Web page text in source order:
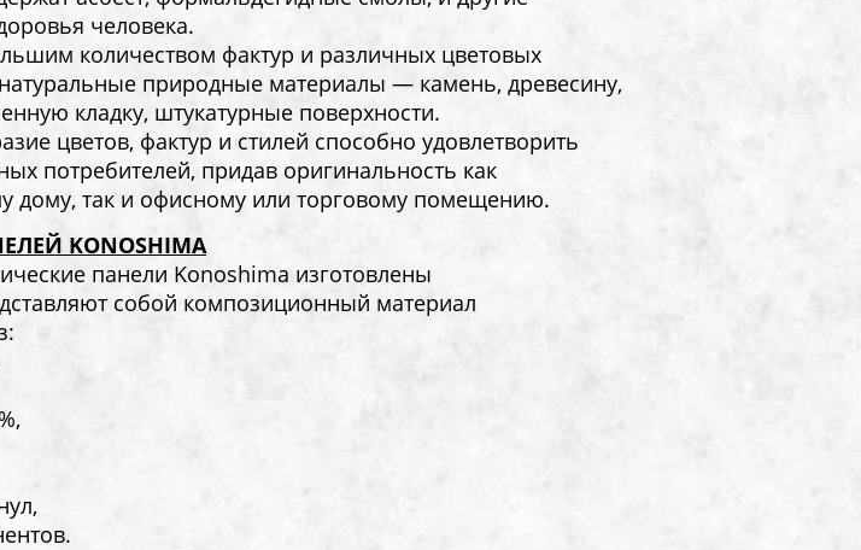
человека.
количеством фактур и различных цветовых
природные материалы — камень, древесину,
кладку, штукатурные поверхности.
цветов, фактур и стилей способно удовлетворить
потребителей, придав оригинальность как
дому, так и офисному или торговому помещению.
KONOSHIMA
панели Konoshima изготовлены
собой композиционный материал